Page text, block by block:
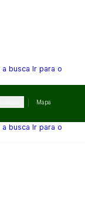
a busca Ir para o
Mapa
a busca Ir para o